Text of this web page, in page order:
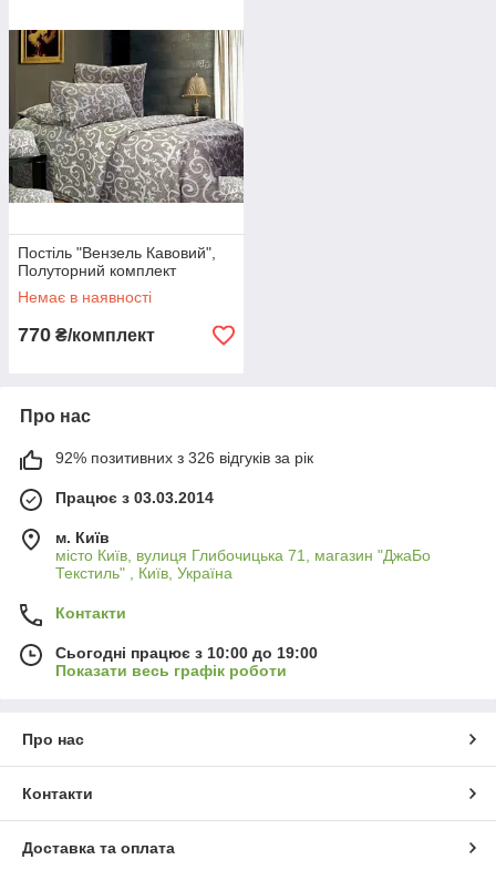
Постіль "Вензель Кавовий",
Полуторний комплект
Немає в наявності
770 ₴/комплект
Про нас
92% позитивних з 326 відгуків за рік
Працює з 03.03.2014
м. Київ
місто Київ, вулиця Глибочицька 71, магазин "ДжаБо
Текстиль" , Київ, Україна
Контакти
Сьогодні працює з 10:00 до 19:00
Показати весь графік роботи
Про нас
Контакти
Доставка та оплата